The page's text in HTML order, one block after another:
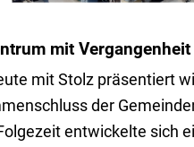
mit
mit Stolz präsentiert
der
entwickelte sich